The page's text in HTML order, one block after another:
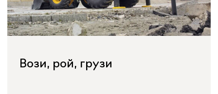
Вози, рой, грузи